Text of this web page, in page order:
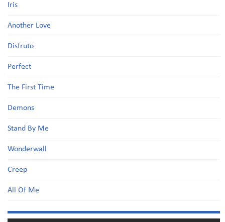
Iris
Another Love
Disfruto
Perfect
The First Time
Demons
Stand By Me
Wonderwall
Creep
All Of Me